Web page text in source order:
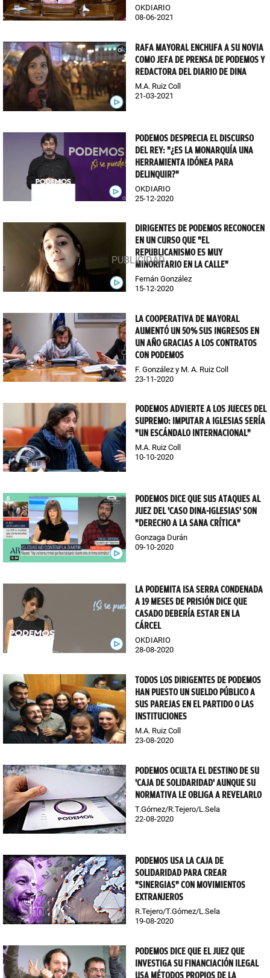
OKDIARIO
08-06-2021
RAFA MAYORAL ENCHUFA A SU NOVIA
COMO JEFA DE PRENSA DE PODEMOS Y
REDACTORA DEL DIARIO DE DINA
M.A. Ruiz Coll
21-03-2021
PODEMOS DESPRECIA EL DISCURSO
DEL REY: "¿ES LA MONARQUÍA UNA
HERRAMIENTA IDÓNEA PARA
DELINQUIR?"
OKDIARIO
25-12-2020
DIRIGENTES DE PODEMOS RECONOCEN
EN UN CURSO QUE "EL
REPUBLICANISMO ES MUY
MINORITARIO EN LA CALLE"
Fernán González
15-12-2020
LA COOPERATIVA DE MAYORAL
AUMENTÓ UN 50% SUS INGRESOS EN
UN AÑO GRACIAS A LOS CONTRATOS
CON PODEMOS
F. González y M. A. Ruiz Coll
23-11-2020
PODEMOS ADVIERTE A LOS JUECES DEL
SUPREMO: IMPUTAR A IGLESIAS SERÍA
"UN ESCÁNDALO INTERNACIONAL"
M.A. Ruiz Coll
10-10-2020
PODEMOS DICE QUE SUS ATAQUES AL
JUEZ DEL 'CASO DINA-IGLESIAS' SON
"DERECHO A LA SANA CRÍTICA"
Gonzaga Durán
09-10-2020
LA PODEMITA ISA SERRA CONDENADA
A 19 MESES DE PRISIÓN DICE QUE
CASADO DEBERÍA ESTAR EN LA
CÁRCEL
OKDIARIO
28-08-2020
TODOS LOS DIRIGENTES DE PODEMOS
HAN PUESTO UN SUELDO PÚBLICO A
SUS PAREJAS EN EL PARTIDO O LAS
INSTITUCIONES
M.A. Ruiz Coll
23-08-2020
PODEMOS OCULTA EL DESTINO DE SU
'CAJA DE SOLIDARIDAD' AUNQUE SU
NORMATIVA LE OBLIGA A REVELARLO
T.Gómez/R.Tejero/L.Sela
22-08-2020
PODEMOS USA LA CAJA DE
SOLIDARIDAD PARA CREAR
"SINERGIAS" CON MOVIMIENTOS
EXTRANJEROS
R.Tejero/T.Gómez/L.Sela
19-08-2020
PODEMOS DICE QUE EL JUEZ QUE
INVESTIGA SU FINANCIACIÓN ILEGAL
USA MÉTODOS PROPIOS DE LA